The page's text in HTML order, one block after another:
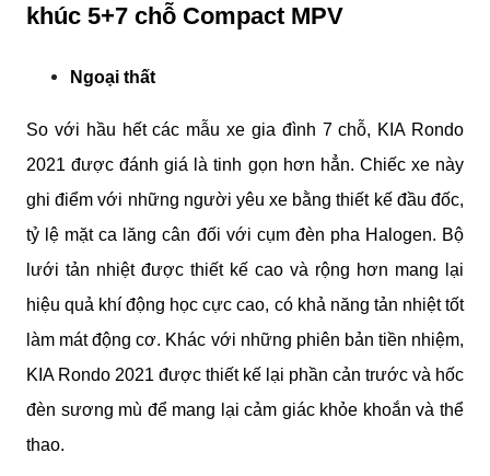
khúc 5+7 chỗ Compact MPV
Ngoại thất
So với hầu hết các mẫu xe gia đình 7 chỗ, KIA Rondo
2021 được đánh giá là tinh gọn hơn hẳn. Chiếc xe này
ghi điểm với những người yêu xe bằng thiết kế đầu đốc,
tỷ lệ mặt ca lăng cân đối với cụm đèn pha Halogen. Bộ
lưới tản nhiệt được thiết kế cao và rộng hơn mang lại
hiệu quả khí động học cực cao, có khả năng tản nhiệt tốt
làm mát động cơ. Khác với những phiên bản tiền nhiệm,
KIA Rondo 2021 được thiết kế lại phần cản trước và hốc
đèn sương mù để mang lại cảm giác khỏe khoắn và thể
thao.